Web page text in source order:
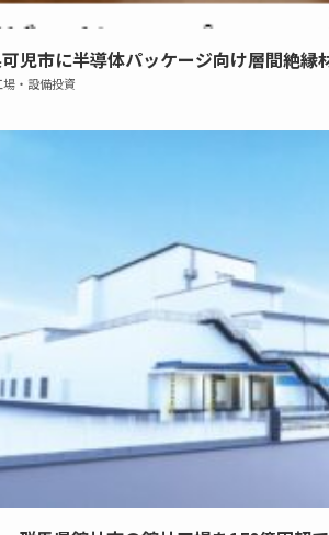
児市に半導体パッケージ向け層間絶縁
場・設備投資